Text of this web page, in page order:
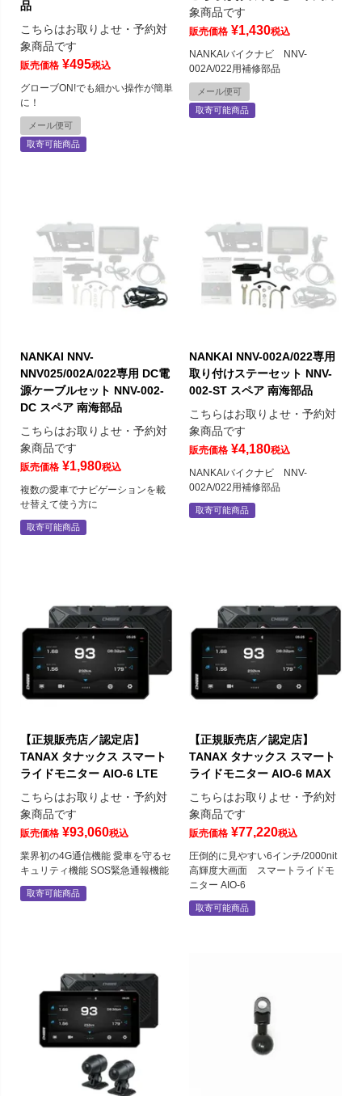
品
こちらはお取りよせ・予約対
象商品です
販売価格 ¥495税込
グローブON!でも細かい操作が簡単
に！
メール便可
取寄可能商品
象商品です
販売価格 ¥1,430税込
NANKAIバイクナビ NNV-
002A/022用補修部品
メール便可
取寄可能商品
NANKAI NNV-
NNV025/002A/022専用 DC電
源ケーブルセット NNV-002-
DC スペア 南海部品
こちらはお取りよせ・予約対
象商品です
販売価格 ¥1,980税込
複数の愛車でナビゲーションを載
せ替えて使う方に
取寄可能商品
NANKAI NNV-002A/022専用
取り付けステーセット NNV-
002-ST スペア 南海部品
こちらはお取りよせ・予約対
象商品です
販売価格 ¥4,180税込
NANKAIバイクナビ NNV-
002A/022用補修部品
取寄可能商品
【正規販売店／認定店】
TANAX タナックス スマート
ライドモニター AIO-6 LTE
こちらはお取りよせ・予約対
象商品です
販売価格 ¥93,060税込
業界初の4G通信機能 愛車を守るセ
キュリティ機能 SOS緊急通報機能
取寄可能商品
【正規販売店／認定店】
TANAX タナックス スマート
ライドモニター AIO-6 MAX
こちらはお取りよせ・予約対
象商品です
販売価格 ¥77,220税込
圧倒的に見やすい6インチ/2000nit
高輝度大画面 スマートライドモ
ニター AIO-6
取寄可能商品